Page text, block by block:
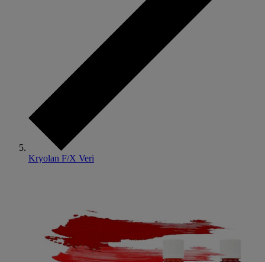
Kryolan F/X Veri